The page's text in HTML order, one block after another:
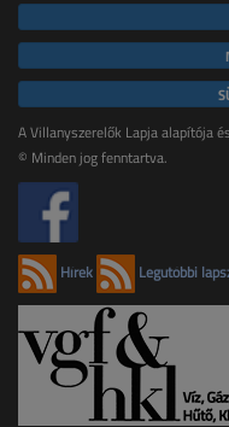
A Villanyszerelők Lapja alapítója
© Minden jog fenntartva.
Hírek Legutóbbi